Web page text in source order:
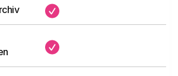
Mehr erfahren
✔
✔